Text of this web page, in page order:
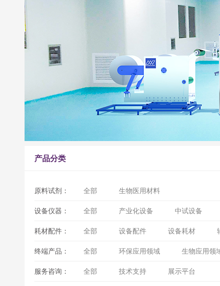
产品分类
原料试剂： 全部 生物医用材料
设备仪器： 全部 产业化设备 中试设备
耗材配件： 全部 设备配件 设备耗材
终端产品： 全部 环保应用领域 生物应用领
服务咨询： 全部 技术支持 展示平台